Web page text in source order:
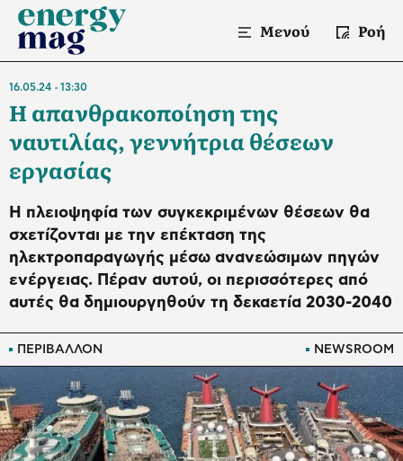
Μενού Ροή
ΠΕΡΙΒΑΛΛΟΝ NEWSROOM
16.05.24 13:30
Η απανθρακοποίηση της
ναυτιλίας, γεννήτρια θέσεων
εργασίας
Η πλειοψηφία των συγκεκριμένων θέσεων θα
σχετίζονται με την επέκταση της
ηλεκτροπαραγωγής μέσω ανανεώσιμων πηγών
ενέργειας. Πέραν αυτού, οι περισσότερες από
αυτές θα δημιουργηθούν τη δεκαετία 2030-2040